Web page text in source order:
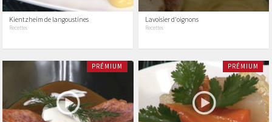
Kientzheim de langoustines
Recettes
Lavoisier d'oignons
Recettes
PRÉMIUM PRÉMIUM